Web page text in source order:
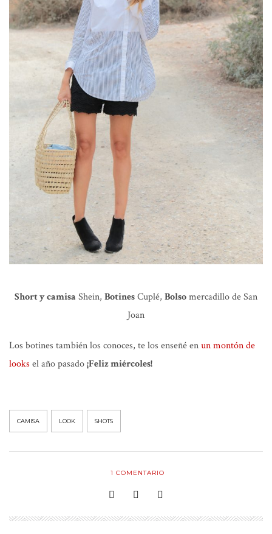
Short y camisa Shein, BotinesCuplé, Bolsomercadillo de San
Joan
Los botines también los conoces, te los enseñé enun montón de
looks el año pasado¡Feliz miércoles!
CAMISA LOOK SHOTS
1 COMENTARIO